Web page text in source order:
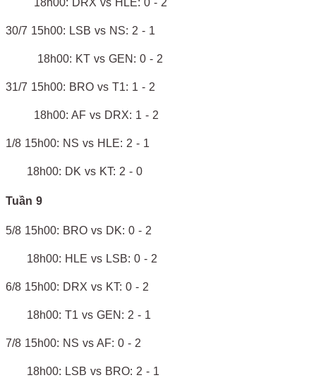
18h00: DRX vs HLE: 0 - 2
30/7 15h00: LSB vs NS: 2 - 1
18h00: KT vs GEN: 0 - 2
31/7 15h00: BRO vs T1: 1 - 2
18h00: AF vs DRX: 1 - 2
1/8 15h00: NS vs HLE: 2 - 1
18h00: DK vs KT: 2 - 0
Tuần 9
5/8 15h00: BRO vs DK: 0 - 2
18h00: HLE vs LSB: 0 - 2
6/8 15h00: DRX vs KT: 0 - 2
18h00: T1 vs GEN: 2 - 1
7/8 15h00: NS vs AF: 0 - 2
18h00: LSB vs BRO: 2 - 1